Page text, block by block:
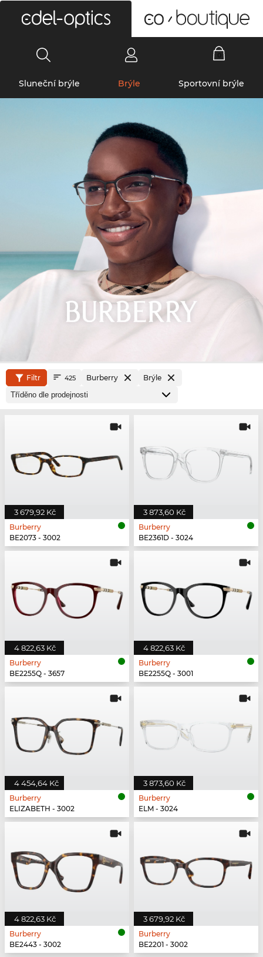
Sluneční brýle Brýle Sportovní brýle
Filtr 425 Burberry Brýle
3 679,92 Kč
Burberry
BE2073 - 3002
3 873,60 Kč
Burberry
BE2361D - 3024
4 822,63 Kč
Burberry
BE2255Q - 3657
4 822,63 Kč
Burberry
BE2255Q - 3001
4 454,64 Kč
Burberry
ELIZABETH - 3002
3 873,60 Kč
Burberry
ELM - 3024
4 822,63 Kč
Burberry
BE2443 - 3002
3 679,92 Kč
Burberry
BE2201 - 3002